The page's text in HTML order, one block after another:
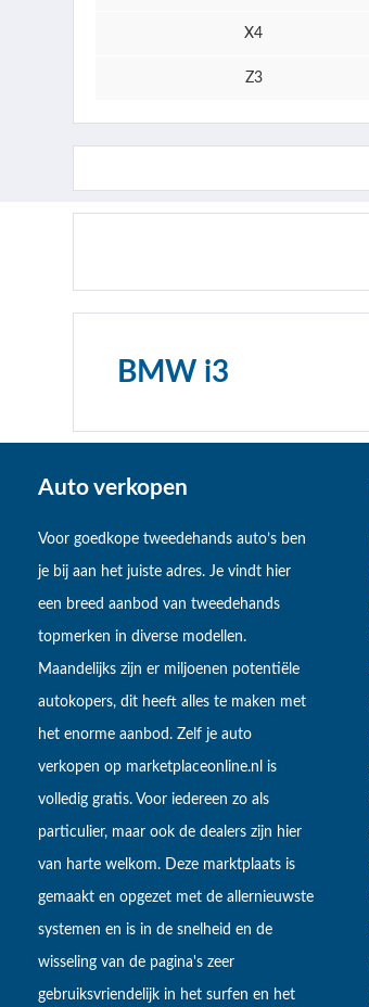
X4
Z3
BMW i3
Auto verkopen
Voor goedkope tweedehands auto’s ben
je bij aan het juiste adres. Je vindt hier
een breed aanbod van tweedehands
topmerken in diverse modellen.
Maandelijks zijn er miljoenen potentiële
autokopers, dit heeft alles te maken met
het enorme aanbod. Zelf je auto
verkopen op marketplaceonline.nl is
volledig gratis. Voor iedereen zo als
particulier, maar ook de dealers zijn hier
van harte welkom. Deze marktplaats is
gemaakt en opgezet met de allernieuwste
systemen en is in de snelheid en de
wisseling van de pagina's zeer
gebruiksvriendelijk in het surfen en het